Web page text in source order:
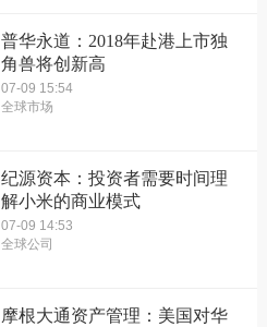
普华永道：2018年赴港上市独
角兽将创新高
07-09 15:54
全球市场
纪源资本：投资者需要时间理
解小米的商业模式
07-09 14:53
全球公司
摩根大通资产管理：美国对华